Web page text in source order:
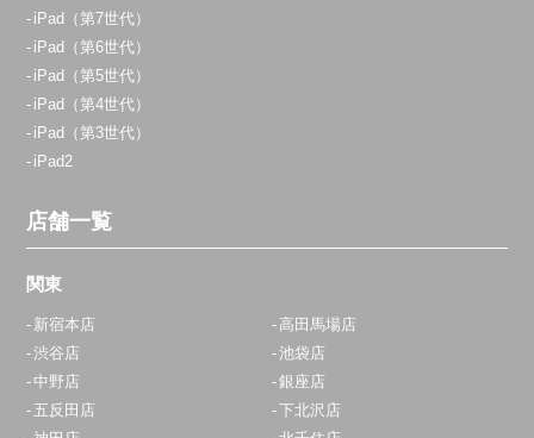
iPad（第7世代）
iPad（第6世代）
iPad（第5世代）
iPad（第4世代）
iPad（第3世代）
iPad2
店舗一覧
関東
新宿本店
高田馬場店
渋谷店
池袋店
中野店
銀座店
五反田店
下北沢店